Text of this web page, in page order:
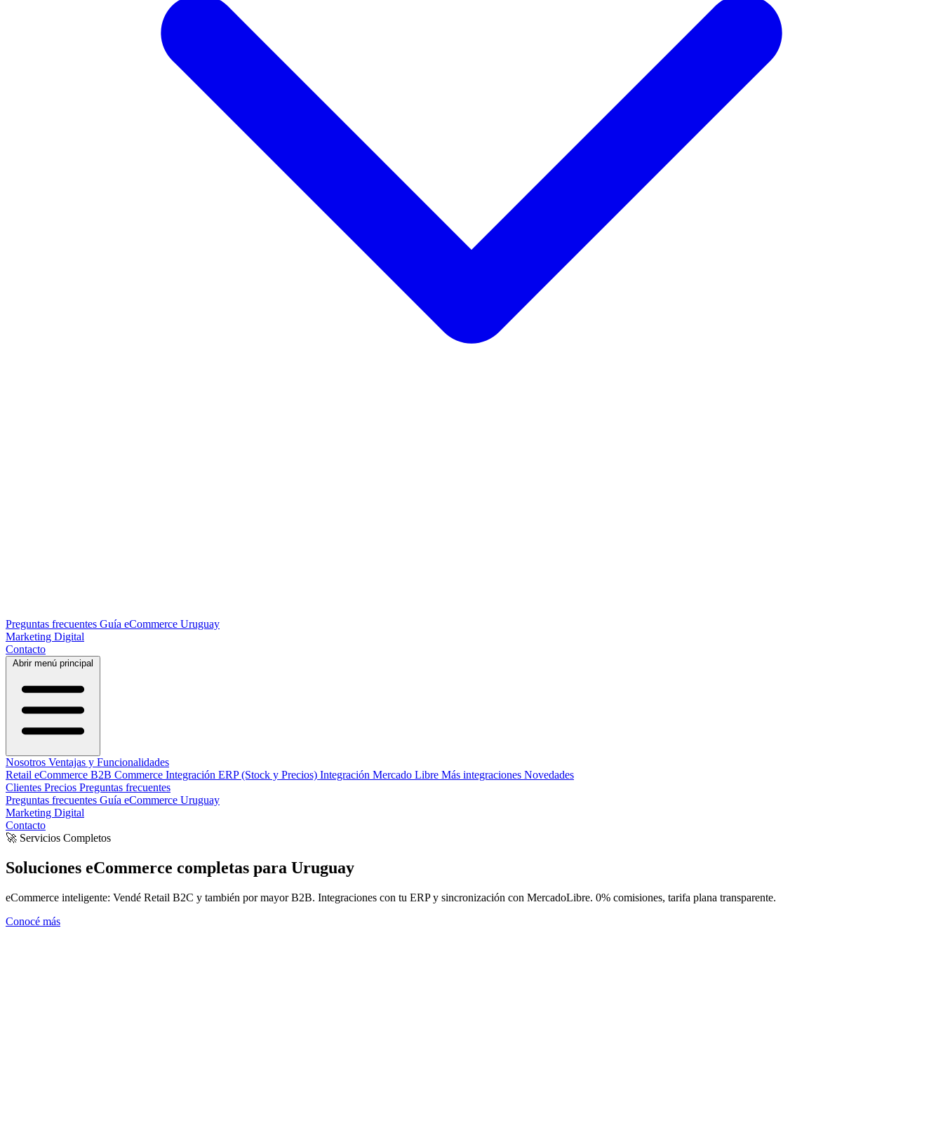
Preguntas frecuentes Guía eCommerce Uruguay
Marketing Digital
Contacto
Abrir menú principal
Nosotros Ventajas y Funcionalidades
Retail eCommerce B2B Commerce Integración ERP (Stock y Precios) Integración Mercado Libre Más integraciones Novedades
Clientes Precios Preguntas frecuentes
Preguntas frecuentes Guía eCommerce Uruguay
Marketing Digital
Contacto
🚀 Servicios Completos
Soluciones eCommerce completas para Uruguay
eCommerce inteligente: Vendé Retail B2C y también por mayor B2B. Integraciones con tu ERP y sincronización con MercadoLibre. 0% comisiones, tarifa plana transparente.
Conocé más